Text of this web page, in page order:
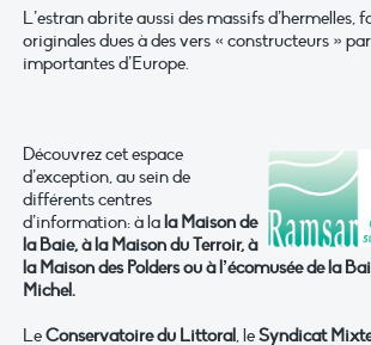
L’estran abrite aussi des massifs d’hermelles,
originales dues à des vers « constructeurs »
importantes d’Europe.
Découvrez cet espace
d’exception, au sein de
différents centres
d’information: à la la Maison de
la Baie, à la Maison du Terroir, à
la Maison des Polders ou à l’écomusée de la
Michel.
LeConservatoire du Littoral, leSyndicat